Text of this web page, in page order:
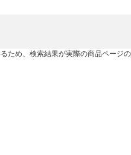
ため、検索結果が実際の商品ページ